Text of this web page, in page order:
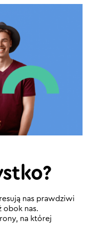
nas prawdziwi
obok nas.
na której